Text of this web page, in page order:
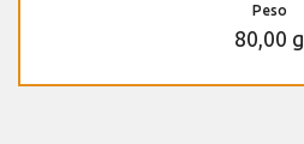
Peso
80,00 g